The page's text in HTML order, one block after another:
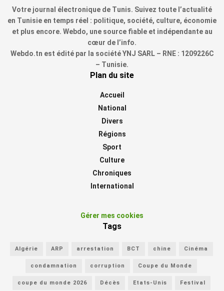
Votre journal électronique de Tunis. Suivez toute l’actualité
en Tunisie en temps réel : politique, société, culture, économie
et plus encore. Webdo, une source fiable et indépendante au
cœur de l’info.
Webdo.tn est édité par la société YNJ SARL – RNE : 1209226C
– Tunisie.
Plan du site
Accueil
National
Divers
Régions
Sport
Culture
Chroniques
International
Gérer mes cookies
Tags
Algérie ARP arrestation BCT chine Cinéma
condamnation corruption Coupe du Monde
coupe du monde 2026 Décès Etats-Unis Festival